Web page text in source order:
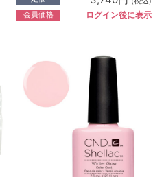
会員価格 ログイン後に表示